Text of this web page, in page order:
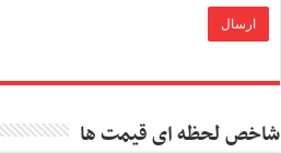
شاخص لحظه ای قیمت ها